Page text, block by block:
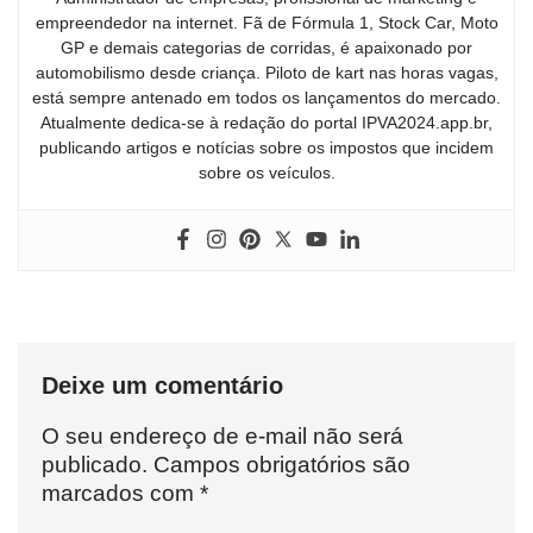
empreendedor na internet. Fã de Fórmula 1, Stock Car, Moto
GP e demais categorias de corridas, é apaixonado por
automobilismo desde criança. Piloto de kart nas horas vagas,
está sempre antenado em todos os lançamentos do mercado.
Atualmente dedica-se à redação do portal IPVA2024.app.br,
publicando artigos e notícias sobre os impostos que incidem
sobre os veículos.
Deixe um comentário
O seu endereço de e-mail não será
publicado. Campos obrigatórios são
marcados com *